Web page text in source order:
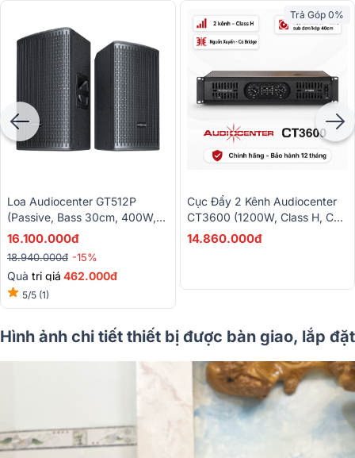
Loa Audiocenter GT512P
(Passive, Bass 30cm, 400W,
134dB)
16.100.000đ
18.940.000đ -15%
Quà trị giá 462.000đ
5/5 (1)
Trả Góp 0%
Cục Đẩy 2 Kênh Audiocenter
CT3600 (1200W, Class H, Có
Bridge)
14.860.000đ
Hình ảnh chi tiết thiết bị được bàn giao, lắp đặt